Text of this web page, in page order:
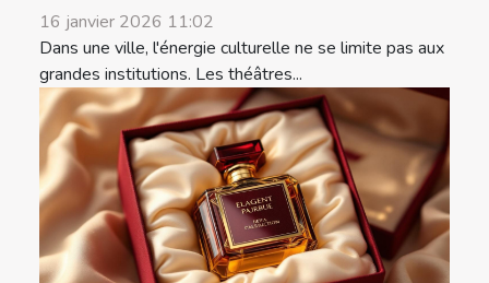
16 janvier 2026 11:02
Dans une ville, l'énergie culturelle ne se limite pas aux
grandes institutions. Les théâtres...